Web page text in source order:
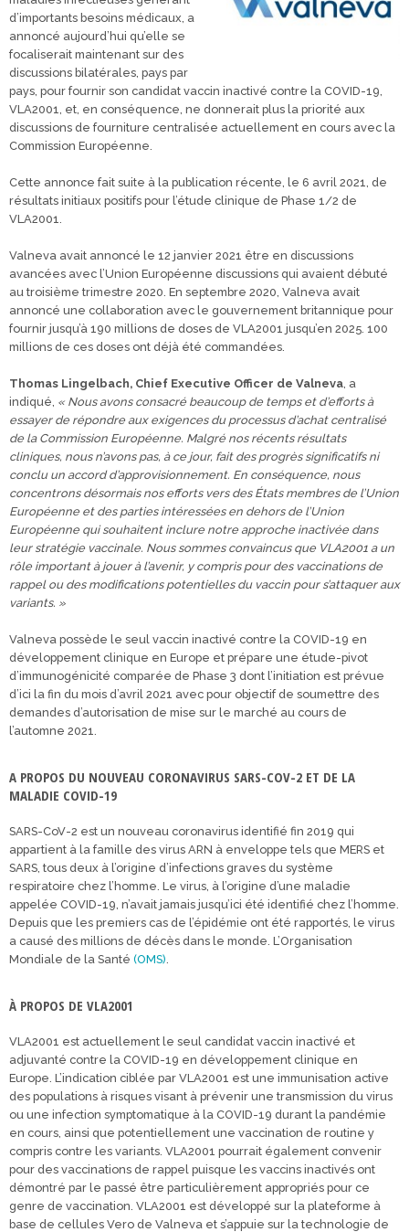
d’importants besoins médicaux, a
annoncé aujourd’hui qu’elle se
focaliserait maintenant sur des
discussions bilatérales, pays par
pays, pour fournir son candidat vaccin inactivé contre la COVID-19,
VLA2001, et, en conséquence, ne donnerait plus la priorité aux
discussions de fourniture centralisée actuellement en cours avec la
Commission Européenne.
Cette annonce fait suite à la publication récente, le 6 avril 2021, de
résultats initiaux positifs pour l’étude clinique de Phase 1/2 de
VLA2001.
Valneva avait annoncé le 12 janvier 2021 être en discussions
avancées avec l’Union Européenne discussions qui avaient débuté
au troisième trimestre 2020. En septembre 2020, Valneva avait
annoncé une collaboration avec le gouvernement britannique pour
fournir jusqu’à 190 millions de doses de VLA2001 jusqu’en 2025. 100
millions de ces doses ont déjà été commandées.
Thomas Lingelbach, Chief Executive Officer de Valneva, a
indiqué, « Nous avons consacré beaucoup de temps et d’efforts à
essayer de répondre aux exigences du processus d’achat centralisé
de la Commission Européenne. Malgré nos récents résultats
cliniques, nous n’avons pas, à ce jour, fait des progrès significatifs ni
conclu un accord d’approvisionnement. En conséquence, nous
concentrons désormais nos efforts vers des États membres de l’Union
Européenne et des parties intéressées en dehors de l’Union
Européenne qui souhaitent inclure notre approche inactivée dans
leur stratégie vaccinale. Nous sommes convaincus que VLA2001 a un
rôle important à jouer à l’avenir, y compris pour des vaccinations de
rappel ou des modifications potentielles du vaccin pour s’attaquer aux
variants. »
Valneva possède le seul vaccin inactivé contre la COVID-19 en
développement clinique en Europe et prépare une étude-pivot
d’immunogénicité comparée de Phase 3 dont l’initiation est prévue
d’ici la fin du mois d’avril 2021 avec pour objectif de soumettre des
demandes d’autorisation de mise sur le marché au cours de
l’automne 2021.
A PROPOS DU NOUVEAU CORONAVIRUS SARS-COV-2 ET DE LA
MALADIE COVID-19
SARS-CoV-2 est un nouveau coronavirus identifié fin 2019 qui
appartient à la famille des virus ARN à enveloppe tels que MERS et
SARS, tous deux à l’origine d’infections graves du système
respiratoire chez l’homme. Le virus, à l’origine d’une maladie
appelée COVID-19, n’avait jamais jusqu’ici été identifié chez l’homme.
Depuis que les premiers cas de l’épidémie ont été rapportés, le virus
a causé des millions de décès dans le monde. L’Organisation
Mondiale de la Santé (OMS).
À PROPOS DE VLA2001
VLA2001 est actuellement le seul candidat vaccin inactivé et
adjuvanté contre la COVID-19 en développement clinique en
Europe. L’indication ciblée par VLA2001 est une immunisation active
des populations à risques visant à prévenir une transmission du virus
ou une infection symptomatique à la COVID-19 durant la pandémie
en cours, ainsi que potentiellement une vaccination de routine y
compris contre les variants. VLA2001 pourrait également convenir
pour des vaccinations de rappel puisque les vaccins inactivés ont
démontré par le passé être particulièrement appropriés pour ce
genre de vaccination. VLA2001 est développé sur la plateforme à
base de cellules Vero de Valneva et s’appuie sur la technologie de